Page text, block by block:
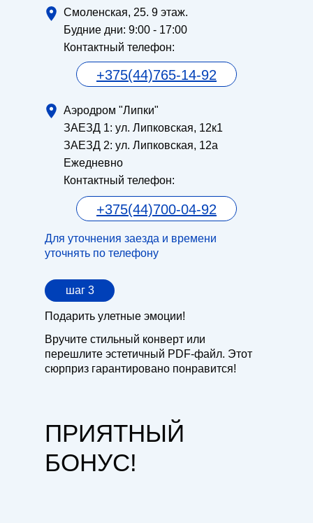
шаг 3
Для уточнения заезда и времени
уточнять по телефону
Вручите стильный конверт или
перешлите эстетичный PDF-файл. Этот
сюрприз гарантировано понравится!
Смоленская, 25. 9 этаж.
Будние дни: 9:00 - 17:00
Контактный телефон:
Подарить улетные эмоции!
+375(44)765-14-92
Аэродром "Липки"
ЗАЕЗД 1: ул. Липковская, 12к1
ЗАЕЗД 2: ул. Липковская, 12а
Ежедневно
Контактный телефон:
+375(44)700-04-92
ПРИЯТНЫЙ
БОНУС!